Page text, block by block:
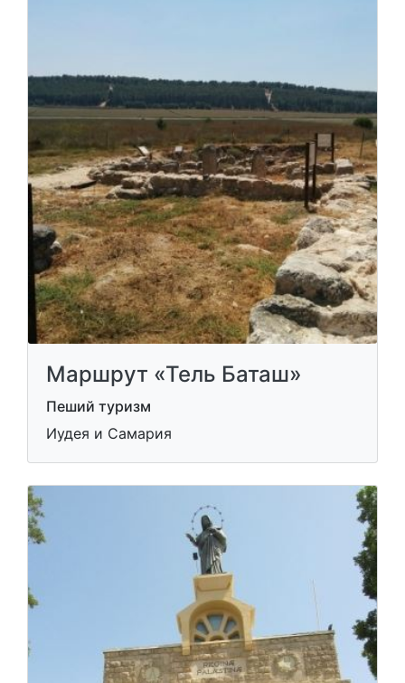
Маршрут «Тель Баташ»
Пеший туризм
Иудея и Самария